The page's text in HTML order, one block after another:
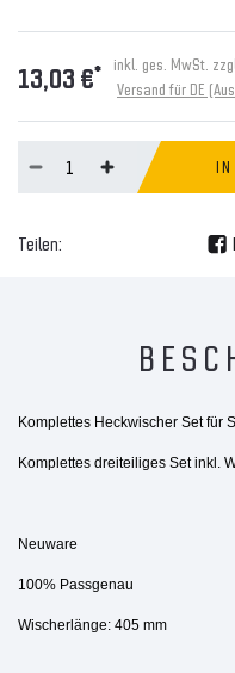
13,03 €* inkl. ges. MwSt. zzgl.
Versand für DE
IN
Teilen:
Komplettes Heckwischer Set für
Komplettes dreiteiliges Set inkl.
Neuware
100% Passgenau
Wischerlänge: 405 mm